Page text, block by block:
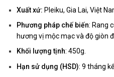
Xuất xứ: Pleiku, Gia Lai, Việt
Phương pháp chế biến: Rang
hương vị mộc mạc và độ giòn
Khối lượng tịnh: 450g.
Hạn sử dụng (HSD): 9 tháng